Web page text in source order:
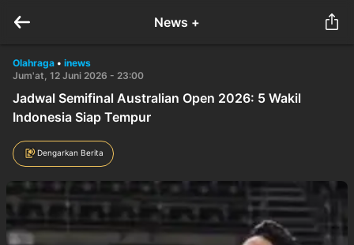
News +
Olahraga • inews
Jum'at, 12 Juni 2026 - 23:00
Jadwal Semifinal Australian Open 2026: 5 Wakil
Indonesia Siap Tempur
Dengarkan Berita